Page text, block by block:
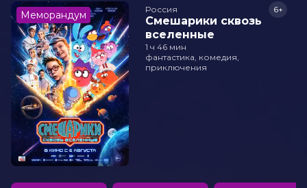
Меморандум Россия
Смешарики сквозь
вселенные
6+
1 ч 46 мин
фантастика, комедия,
приключения